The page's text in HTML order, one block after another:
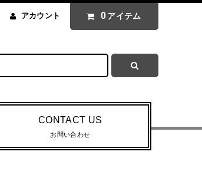
アカウント 0 アイテム
CONTACT US
お問い合わせ